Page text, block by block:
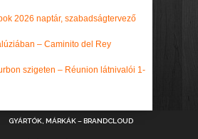
2026 naptár, szabadságtervező
– Caminito del Rey
szigeten – Réunion látnivalói 1-
GYÁRTÓK, MÁRKÁK – BRANDCLOUD